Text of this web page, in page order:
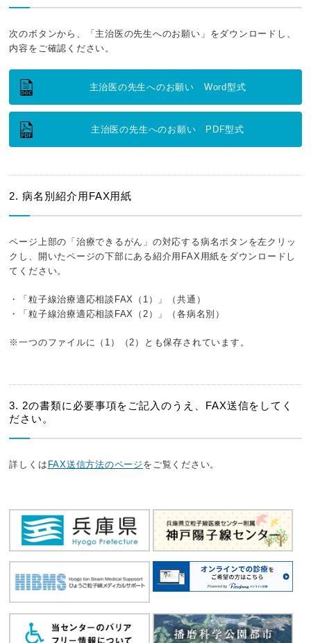
次のボタンから、「主治医の先生へのお願い」をダウンロードし、
内容をご確認ください。
主治医の先生へのお願い Word型式
主治医の先生へのお願い PDF型式
2. 病名別紹介用FAX用紙
ページ上部の「治療できるがん」の対応する病名ボタンを左クリッ
クし、開いたページの下部にある紹介用FAX用紙をダウンロードし
てください。
・「粒子線治療適応相談FAX（1）」（共通）
・「粒子線治療適応相談FAX（2）」（各病名別）
※一つのファイルに（1）（2）とも保存されています。
3. 2の書類に必要事項をご記入のうえ、FAX送信をしてく
ださい。
詳しくは FAX送信方法のページ をご覧ください。